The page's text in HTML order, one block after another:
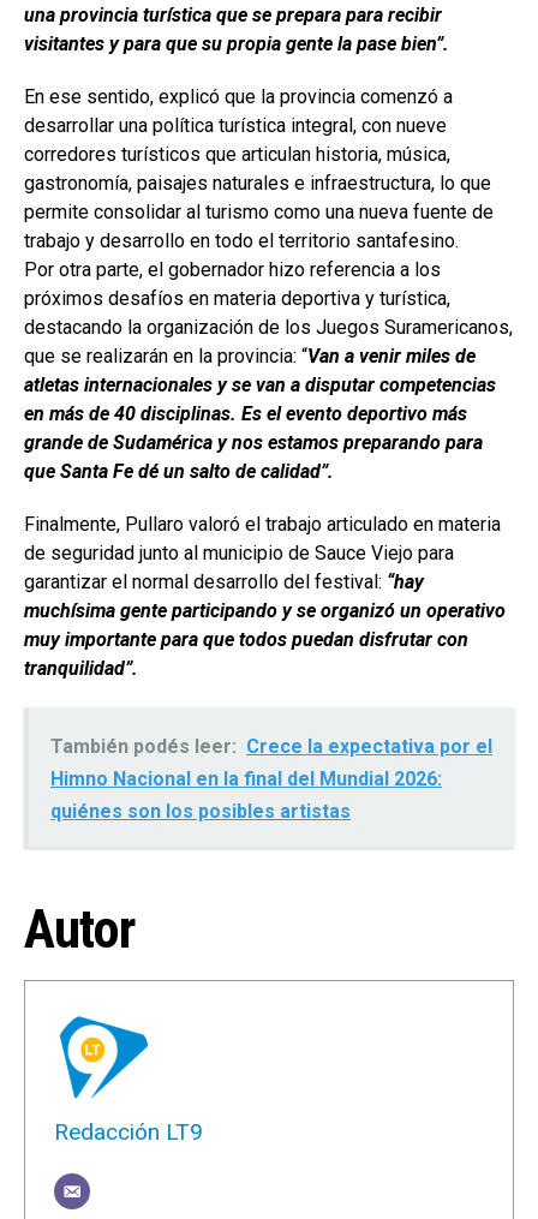
una provincia turística que se prepara para recibir
visitantes y para que su propia gente la pase bien”.
En ese sentido, explicó que la provincia comenzó a
desarrollar una política turística integral, con nueve
corredores turísticos que articulan historia, música,
gastronomía, paisajes naturales e infraestructura, lo que
permite consolidar al turismo como una nueva fuente de
trabajo y desarrollo en todo el territorio santafesino.
Por otra parte, el gobernador hizo referencia a los
próximos desafíos en materia deportiva y turística,
destacando la organización de los Juegos Suramericanos,
que se realizarán en la provincia: “Van a venir miles de
atletas internacionales y se van a disputar competencias
en más de 40 disciplinas. Es el evento deportivo más
grande de Sudamérica y nos estamos preparando para
que Santa Fe dé un salto de calidad”.
Finalmente, Pullaro valoró el trabajo articulado en materia
de seguridad junto al municipio de Sauce Viejo para
garantizar el normal desarrollo del festival: “hay
muchísima gente participando y se organizó un operativo
muy importante para que todos puedan disfrutar con
tranquilidad”.
También podés leer: Crece la expectativa por el
Himno Nacional en la final del Mundial 2026:
quiénes son los posibles artistas
Autor
Redacción LT9